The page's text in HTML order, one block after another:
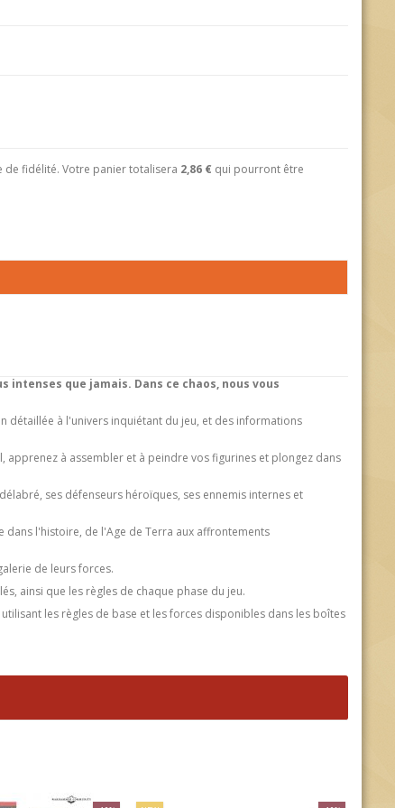
de fidélité. Votre panier totalisera 2,86 € qui pourront être
que jamais. Dans ce chaos, nous vous
détaillée à l'univers inquiétant du jeu, et des informations
apprenez à assembler et à peindre vos figurines et plongez dans
ses défenseurs héroïques, ses ennemis internes et
dans l'histoire, de l'Age de Terra aux affrontements
de leurs forces.
ainsi que les règles de chaque phase du jeu.
les règles de base et les forces disponibles dans les boîtes